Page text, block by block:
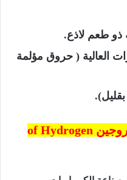
ذو طعم لاذع.
العالية ( حروق مؤلمة
of Hydrogen